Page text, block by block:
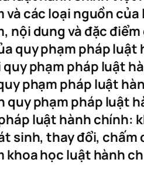
và các loại nguồn
nội dung và đặc
quy phạm pháp luật
quy phạm pháp luật
phạm pháp luật
quy phạm pháp luật
luật hành chính:
sinh, thay đổi,
khoa học luật hành